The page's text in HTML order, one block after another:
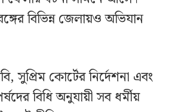
বিভিন্ন জেলায়ও অভিযান
সুপ্রিম কোর্টের নির্দেশনা এবং
বিধি অনুযায়ী সব ধর্মীয়